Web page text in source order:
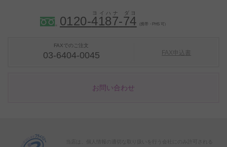
0120-4187-74 （携帯・PHS 可）
FAXでのご注文
03-6404-0045 FAX申込書
お問い合わせ
当店は、個人情報の適切な取り扱いを行う会社にのみ許可される